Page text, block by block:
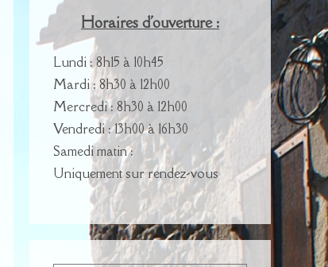
Horaires d'ouverture :
Lundi : 8h15 à 10h45
Mardi : 8h30 à 12h00
Mercredi : 8h30 à 12h00
Vendredi : 13h00 à 16h30
Samedi matin :
Uniquement sur rendez-vous